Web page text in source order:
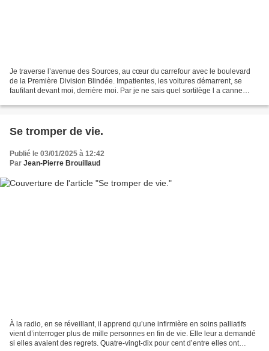
Je traverse l’avenue des Sources, au cœur du carrefour avec le boulevard
de la Première Division Blindée. Impatientes, les voitures démarrent, se
faufilant devant moi, derrière moi. Par je ne sais quel sortilège l a canne
Se tromper de vie.
Publié le 03/01/2025 à 12:42
Par Jean-Pierre Brouillaud
À la radio, en se réveillant, il apprend qu’une infirmière en soins palliatifs
vient d’interroger plus de mille personnes en fin de vie. Elle leur a demandé
si elles avaient des regrets. Quatre-vingt-dix pour cent d’entre elles ont